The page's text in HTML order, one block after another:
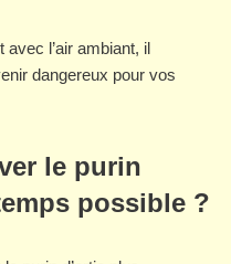
l’air ambiant, il
dangereux pour vos
le purin
possible ?